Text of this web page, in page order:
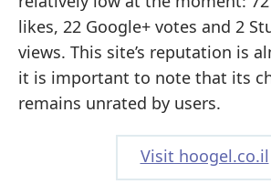
likes, 22 Google+ votes and 2
views. This site’s reputation is
it is important to note that its
remains unrated by users.
Visit hoogel.co.il